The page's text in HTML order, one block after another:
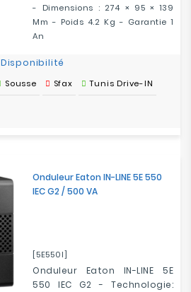
- Dimensions : 274 × 95 × 139
Mm - Poids 4.2 Kg - Garantie 1
An
Disponibilité
Sousse Sfax Tunis Drive-IN
Onduleur Eaton IN-LINE 5E 550
IEC G2 / 500 VA
[5E550I]
Onduleur Eaton IN-LINE 5E
550 IEC G2 - Technologie: